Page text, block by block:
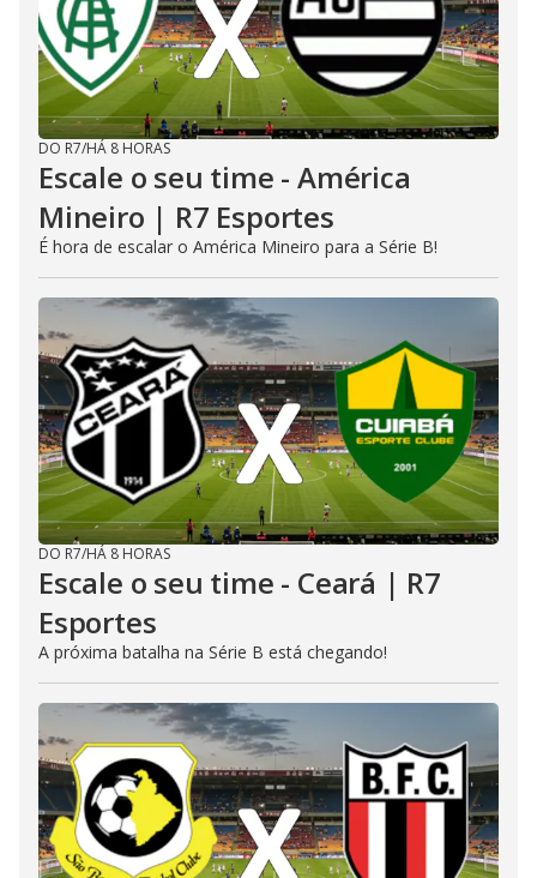
DO R7/HÁ 8 HORAS
Escale o seu time - América
Mineiro | R7 Esportes
É hora de escalar o América Mineiro para a Série B!
DO R7/HÁ 8 HORAS
Escale o seu time - Ceará | R7
Esportes
A próxima batalha na Série B está chegando!